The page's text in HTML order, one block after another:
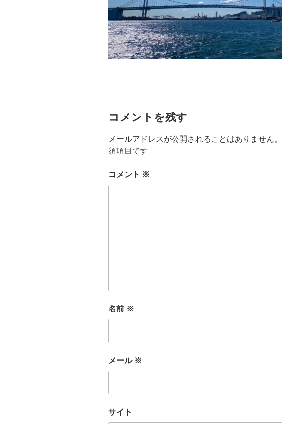
コメントを残す
メールアドレスが公開されることはありません。
須項目です
コメント ※
名前 ※
メール ※
サイト